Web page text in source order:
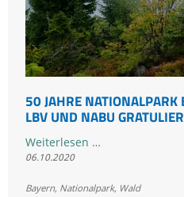
50 JAHRE NATIONALPARK
LBV UND NABU
Weiterlesen …50
06.10.2020
Bayern, Nationalpark, Wald